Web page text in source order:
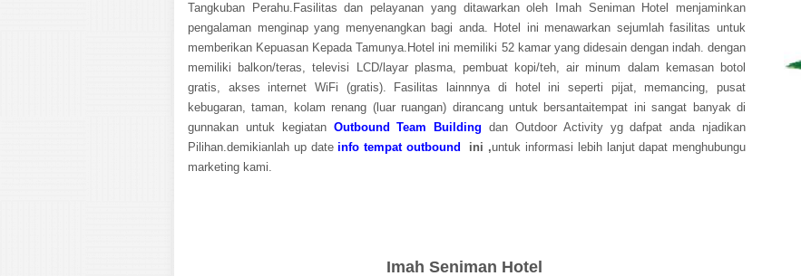
Tangkuban Perahu.Fasilitas dan pelayanan yang ditawarkan oleh Imah Seniman Hotel menjaminkan
pengalaman menginap yang menyenangkan bagi anda. Hotel ini menawarkan sejumlah fasilitas untuk
memberikan Kepuasan Kepada Tamunya.Hotel ini memiliki 52 kamar yang didesain dengan indah. dengan
memiliki balkon/teras, televisi LCD/layar plasma, pembuat kopi/teh, air minum dalam kemasan botol
gratis, akses internet WiFi (gratis). Fasilitas lainnnya di hotel ini seperti pijat, memancing, pusat
kebugaran, taman, kolam renang (luar ruangan) dirancang untuk bersantaitempat ini sangat banyak di
gunnakan untuk kegiatan Outbound Team Building dan Outdoor Activity yg dafpat anda njadikan
Pilihan.demikianlah up date info tempat outbound ini ,untuk informasi lebih lanjut dapat menghubungu
marketing kami.
Imah Seniman Hotel